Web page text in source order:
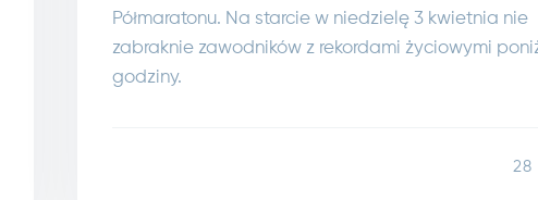
Półmaratonu. Na starcie w niedzielę 3 kwietnia nie
zabraknie zawodników z rekordami życiowymi
godziny.
28